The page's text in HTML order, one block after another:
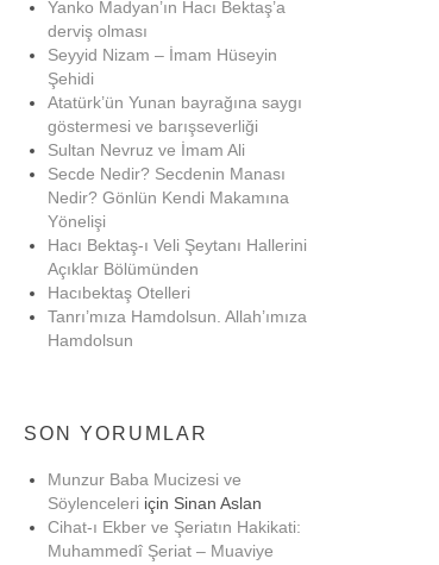
Yanko Madyan’ın Hacı Bektaş’a
derviş olması
Seyyid Nizam – İmam Hüseyin
Şehidi
Atatürk’ün Yunan bayrağına saygı
göstermesi ve barışseverliği
Sultan Nevruz ve İmam Ali
Secde Nedir? Secdenin Manası
Nedir? Gönlün Kendi Makamına
Yönelişi
Hacı Bektaş-ı Veli Şeytanı Hallerini
Açıklar Bölümünden
Hacıbektaş Otelleri
Tanrı’mıza Hamdolsun. Allah’ımıza
Hamdolsun
SON YORUMLAR
Munzur Baba Mucizesi ve
Söylenceleri için Sinan Aslan
Cihat-ı Ekber ve Şeriatın Hakikati:
Muhammedî Şeriat – Muaviye